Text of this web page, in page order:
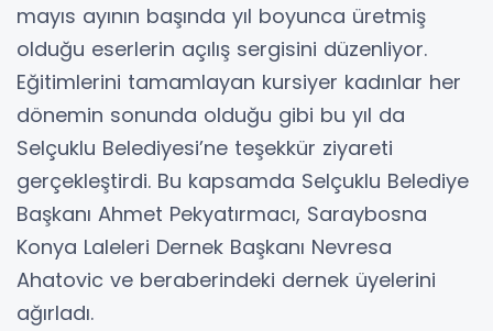
mayıs ayının başında yıl boyunca üretmiş
olduğu eserlerin açılış sergisini düzenliyor.
Eğitimlerini tamamlayan kursiyer kadınlar her
dönemin sonunda olduğu gibi bu yıl da
Selçuklu Belediyesi’ne teşekkür ziyareti
gerçekleştirdi. Bu kapsamda Selçuklu Belediye
Başkanı Ahmet Pekyatırmacı, Saraybosna
Konya Laleleri Dernek Başkanı Nevresa
Ahatovic ve beraberindeki dernek üyelerini
ağırladı.